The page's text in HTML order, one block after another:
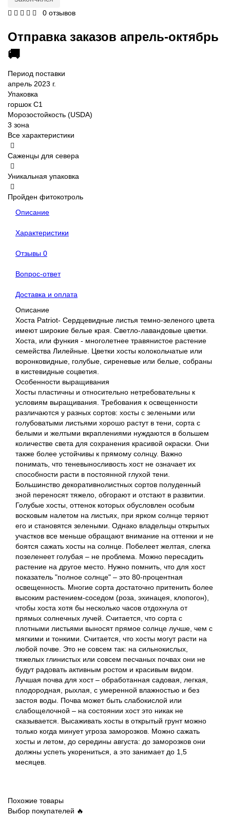
0 отзывов
Отправка заказов апрель-октябрь
🚚
Период поставки
апрель 2023 г.
Упаковка
горшок С1
Морозостойкость (USDA)
3 зона
Все характеристики
Саженцы для севера
Уникальная упаковка
Пройден фитокотроль
Описание
Характеристики
Отзывы 0
Вопрос-ответ
Доставка и оплата
Описание
Хоста Patriot- Сердцевидные листья темно-зеленого цвета
имеют широкие белые края. Светло-лавандовые цветки.
Хоста, или функия - многолетнее травянистое растение
семейства Лилейные. Цветки хосты колокольчатые или
воронковидные, голубые, сиреневые или белые, собраны
в кистевидные соцветия.
Особенности выращивания
Хосты пластичны и относительно нетребовательны к
условиям выращивания. Требования к освещенности
различаются у разных сортов: хосты с зелеными или
голубоватыми листьями хорошо растут в тени, сорта с
белыми и желтыми вкраплениями нуждаются в большем
количестве света для сохранения красивой окраски. Они
также более устойчивы к прямому солнцу. Важно
понимать, что теневыносливость хост не означает их
способности расти в постоянной глухой тени.
Большинство декоративнолистных сортов полуденный
зной переносят тяжело, обгорают и отстают в развитии.
Голубые хосты, оттенок которых обусловлен особым
восковым налетом на листьях, при ярком солнце теряют
его и становятся зелеными. Однако владельцы открытых
участков все меньше обращают внимание на оттенки и не
боятся сажать хосты на солнце. Побелеет желтая, слегка
позеленеет голубая – не проблема. Можно пересадить
растение на другое место. Нужно помнить, что для хост
показатель "полное солнце" – это 80-процентная
освещенность. Многие сорта достаточно притенить более
высоким растением-соседом (роза, эхинацея, клопогон),
чтобы хоста хотя бы несколько часов отдохнула от
прямых солнечных лучей. Считается, что сорта с
плотными листьями выносят прямое солнце лучше, чем с
мягкими и тонкими. Считается, что хосты могут расти на
любой почве. Это не совсем так: на сильнокислых,
тяжелых глинистых или совсем песчаных почвах они не
будут радовать активным ростом и красивым видом.
Лучшая почва для хост – обработанная садовая, легкая,
плодородная, рыхлая, с умеренной влажностью и без
застоя воды. Почва может быть слабокислой или
слабощелочной – на состоянии хост это никак не
сказывается. Высаживать хосты в открытый грунт можно
только когда минует угроза заморозков. Можно сажать
хосты и летом, до середины августа: до заморозков они
должны успеть укорениться, а это занимает до 1,5
месяцев.
Похожие товары
Выбор покупателей 🔥